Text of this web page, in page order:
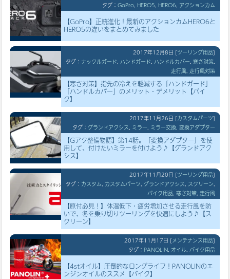
タグ： GoPro, HERO5, HERO6, アクションカム
【GoPro】正統進化！最新のアクションカムHERO6と
HERO5の違いをまとめてみました
2017年12月8日 [ツーリング用品]
タグ： ナックルガード, ハンドガード, ハンドルカバー, 寒さ対策,
走行風, 走行風対策
【寒さ対策】指先の冷えを軽減する「ハンドガード」
「ハンドルカバー」のメリット・デメリット【バイ
ク】
2017年11月26日 [カスタムパーツ]
タグ： グランドアクシス , ミラー, ミラー交換, 変換アダプター
【Gアク整備物語】第14話。「変換アダプター」を使
用して、付けたいミラーを付けよう♪【グランドアク
シス】
2017年11月20日 [ツーリング用品]
タグ： カスタム, カスタムパーツ, グランドアクシス , スクリーン,
バイク用品, 寒さ対策, 走行風
【原付必見！】体温低下・疲労増加させる走行風を防
いで、冬を乗り切りツーリングを快適にしよう♪【ス
クリーン】
2017年11月17日 [メンテナンス用品]
タグ： PANOLIN, オイル, バイク用品
【4stオイル】圧倒的なロングライフ！PANOLINのエ
ンジンオイルのススメ【バイク】